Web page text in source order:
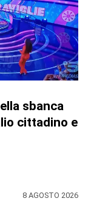
sbanca
cittadino e
8 AGOSTO 2026